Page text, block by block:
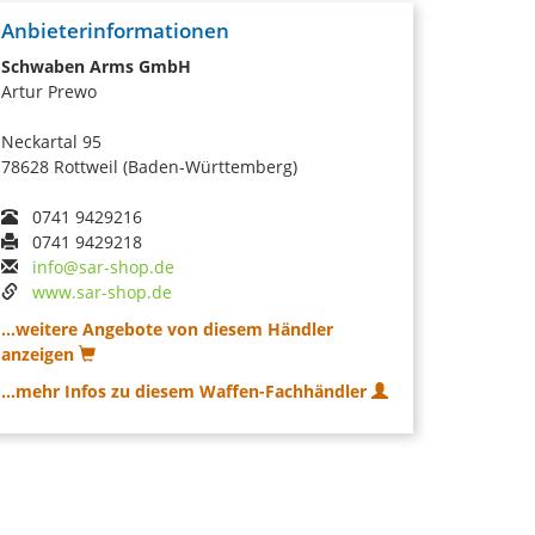
Anbieterinformationen
Schwaben Arms GmbH
Artur Prewo
Neckartal 95
78628 Rottweil (Baden-Württemberg)
0741 9429216
0741 9429218
info@sar-shop.de
www.sar-shop.de
...weitere Angebote von diesem Händler
anzeigen
...mehr Infos zu diesem Waffen-Fachhändler